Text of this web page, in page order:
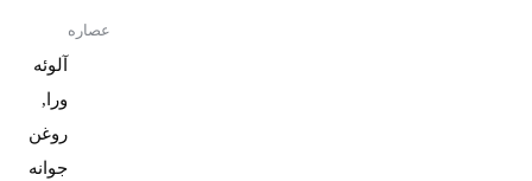
عصاره
آلوئه
ورا,
روغن
جوانه